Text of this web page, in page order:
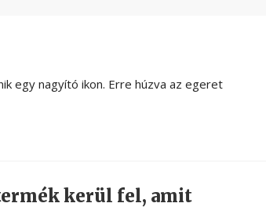
egy nagyító ikon. Erre húzva az egeret
kerül fel, amit